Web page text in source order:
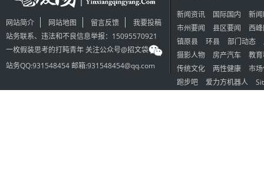
网站简介 网站地图 留言反馈
我要投稿
站务联系、违法和不良信息举报：15095570921
一枚假装思考的打盹青年 关注公众号@招文袋
站务QQ:931548454 邮箱:931548454@qq.com
新闻资讯 国际国内
新
市州要闻
县区要闻
西
镇原县
环县 部门动态
摄影人物
房产汽车
教
传统文化
两性健康
市
跑步吧
爱力方机器人